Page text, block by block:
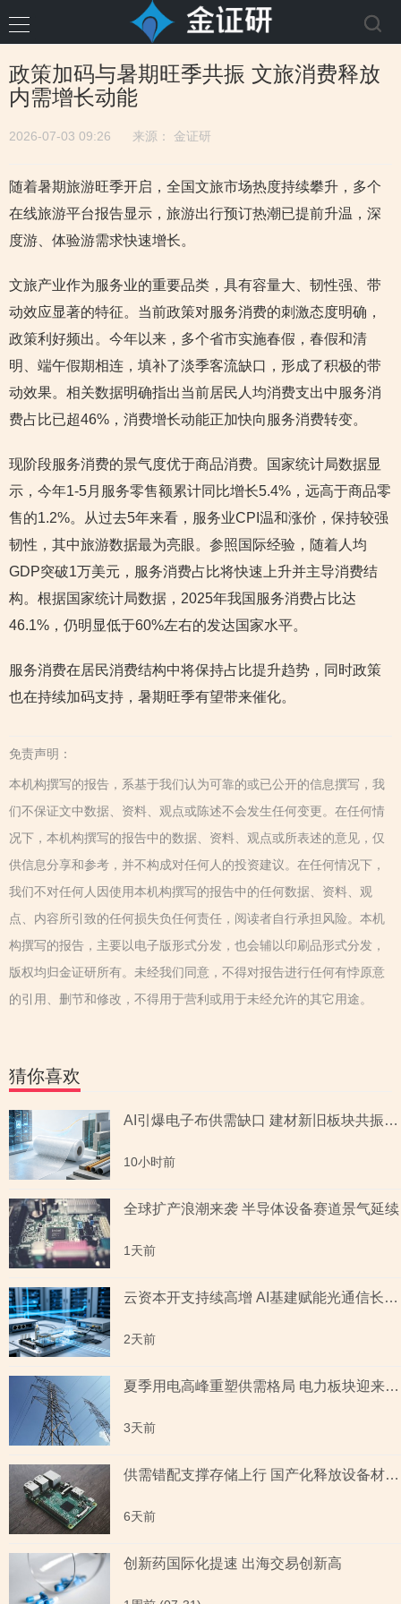
政策加码与暑期旺季共振 文旅消费释放
内需增长动能
2026-07-03 09:26 来源： 金证研
随着暑期旅游旺季开启，全国文旅市场热度持续攀升，多个
在线旅游平台报告显示，旅游出行预订热潮已提前升温，深
度游、体验游需求快速增长。
文旅产业作为服务业的重要品类，具有容量大、韧性强、带
动效应显著的特征。当前政策对服务消费的刺激态度明确，
政策利好频出。今年以来，多个省市实施春假，春假和清
明、端午假期相连，填补了淡季客流缺口，形成了积极的带
动效果。相关数据明确指出当前居民人均消费支出中服务消
费占比已超46%，消费增长动能正加快向服务消费转变。
现阶段服务消费的景气度优于商品消费。国家统计局数据显
示，今年1-5月服务零售额累计同比增长5.4%，远高于商品零
售的1.2%。从过去5年来看，服务业CPI温和涨价，保持较强
韧性，其中旅游数据最为亮眼。参照国际经验，随着人均
GDP突破1万美元，服务消费占比将快速上升并主导消费结
构。根据国家统计局数据，2025年我国服务消费占比达
46.1%，仍明显低于60%左右的发达国家水平。
服务消费在居民消费结构中将保持占比提升趋势，同时政策
也在持续加码支持，暑期旺季有望带来催化。
免责声明：
本机构撰写的报告，系基于我们认为可靠的或已公开的信息撰写，我
们不保证文中数据、资料、观点或陈述不会发生任何变更。在任何情
况下，本机构撰写的报告中的数据、资料、观点或所表述的意见，仅
供信息分享和参考，并不构成对任何人的投资建议。在任何情况下，
我们不对任何人因使用本机构撰写的报告中的任何数据、资料、观
点、内容所引致的任何损失负任何责任，阅读者自行承担风险。本机
构撰写的报告，主要以电子版形式分发，也会辅以印刷品形式分发，
版权均归金证研所有。未经我们同意，不得对报告进行任何有悖原意
的引用、删节和修改，不得用于营利或用于未经允许的其它用途。
猜你喜欢
AI引爆电子布供需缺口 建材新旧板块共振回暖
10小时前
全球扩产浪潮来袭 半导体设备赛道景气延续
1天前
云资本开支持续高增 AI基建赋能光通信长期成长
2天前
夏季用电高峰重塑供需格局 电力板块迎来量价齐升
3天前
供需错配支撑存储上行 国产化释放设备材料红利
6天前
创新药国际化提速 出海交易创新高